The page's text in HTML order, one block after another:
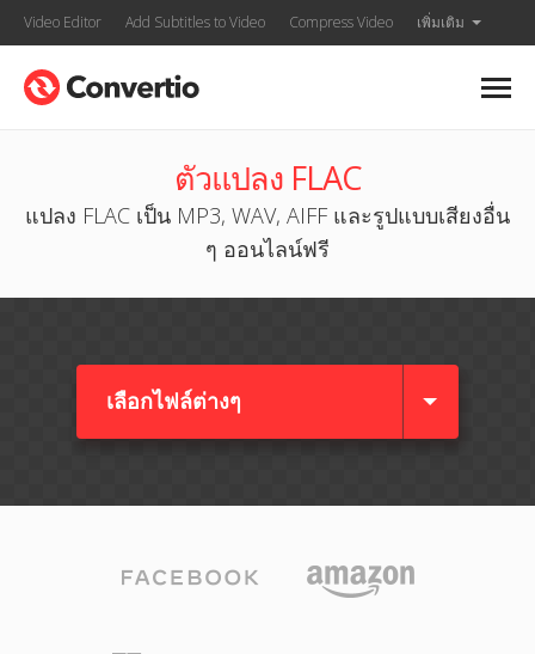
Video Editor Add Subtitles to Video Compress Video เพิ่มเติม
ตัวแปลง FLAC
แปลง FLAC เป็น MP3, WAV, AIFF และรูปแบบเสียงอื่น
ๆ ออนไลน์ฟรี
เลือกไฟล์ต่างๆ​